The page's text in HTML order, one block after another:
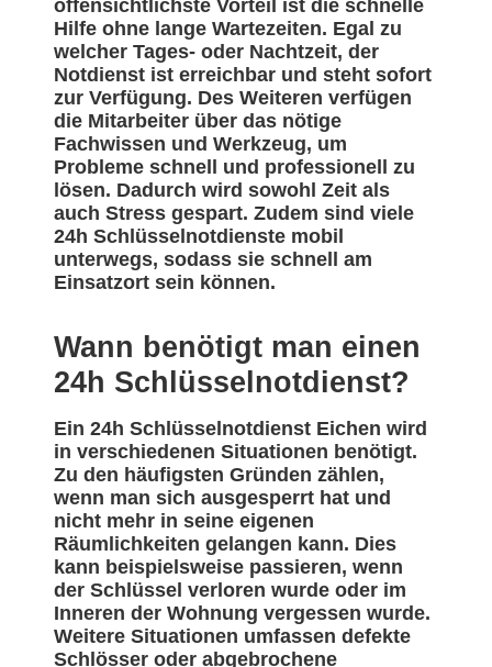
offensichtlichste Vorteil ist die schnelle
Hilfe ohne lange Wartezeiten. Egal zu
welcher Tages- oder Nachtzeit, der
Notdienst ist erreichbar und steht sofort
zur Verfügung. Des Weiteren verfügen
die Mitarbeiter über das nötige
Fachwissen und Werkzeug, um
Probleme schnell und professionell zu
lösen. Dadurch wird sowohl Zeit als
auch Stress gespart. Zudem sind viele
24h Schlüsselnotdienste mobil
unterwegs, sodass sie schnell am
Einsatzort sein können.
Wann benötigt man einen
24h Schlüsselnotdienst?
Ein 24h Schlüsselnotdienst Eichen wird
in verschiedenen Situationen benötigt.
Zu den häufigsten Gründen zählen,
wenn man sich ausgesperrt hat und
nicht mehr in seine eigenen
Räumlichkeiten gelangen kann. Dies
kann beispielsweise passieren, wenn
der Schlüssel verloren wurde oder im
Inneren der Wohnung vergessen wurde.
Weitere Situationen umfassen defekte
Schlösser oder abgebrochene